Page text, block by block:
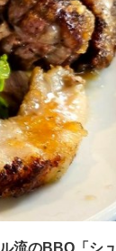
流のBBQ「シ